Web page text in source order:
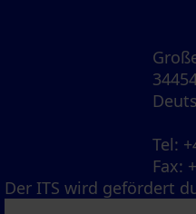
Tel:
Fax:
Der ITS wird gefördert